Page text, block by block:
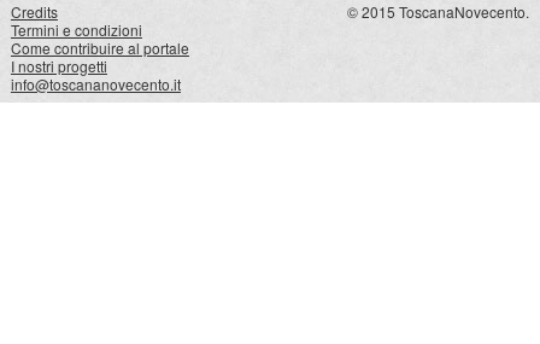
Credits
Termini e condizioni
Come contribuire al portale
I nostri progetti
info@toscananovecento.it
© 2015 ToscanaNovecento.